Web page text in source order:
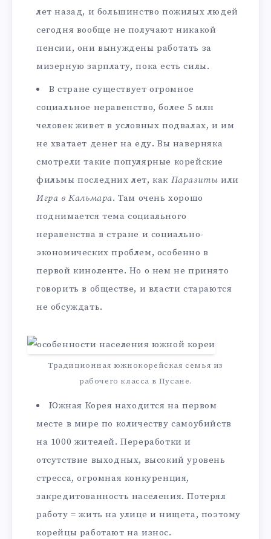
лет назад, и большинство пожилых людей
сегодня вообще не получают никакой
пенсии, они вынуждены работать за
мизерную зарплату, пока есть силы.
В стране существует огромное
социальное неравенство, более 5 млн
человек живет в условных подвалах, и им
не хватает денег на еду. Вы наверняка
смотрели такие популярные корейские
фильмы последних лет, как Паразитыили
Игра в Кальмара. Там очень хорошо
поднимается тема социального
неравенства в стране и социально-
экономических проблем, особенно в
первой киноленте. Но о нем не принято
говорить в обществе, и власти стараются
не обсуждать.
Традиционная южнокорейская семья из
рабочего класса в Пусане.
Южная Корея находится на первом
месте в мире по количеству самоубийств
на 1000 жителей. Переработки и
отсутствие выходных, высокий уровень
стресса, огромная конкуренция,
закредитованность населения. Потерял
работу = жить на улице и нищета, поэтому
корейцы работают на износ.